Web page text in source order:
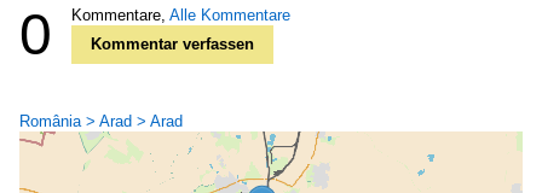
0 Kommentare, Alle Kommentare
Kommentar verfassen
România > Arad > Arad